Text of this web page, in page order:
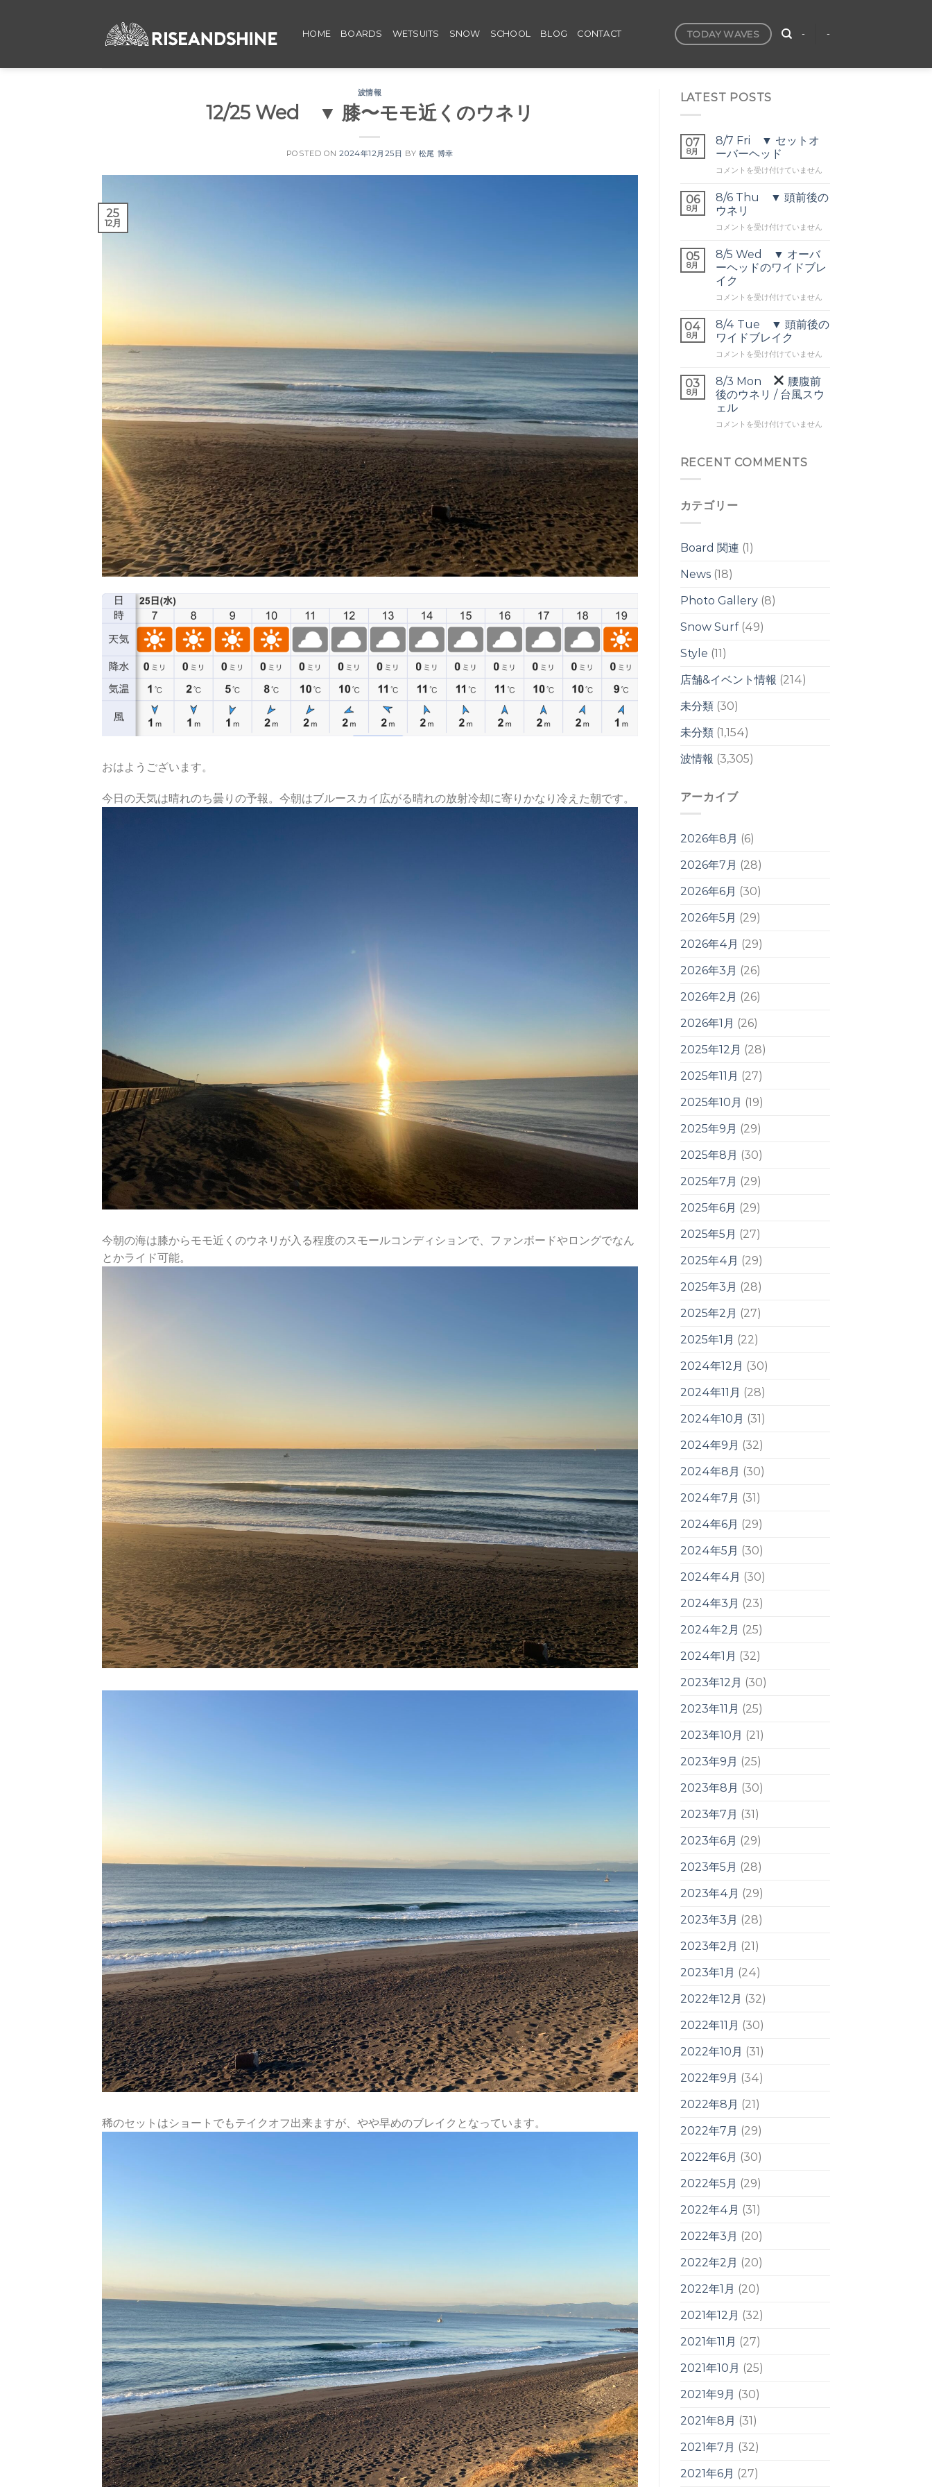
HOME BOARDS WETSUITS SNOW SCHOOL BLOG CONTACT TODAY WAVES - -
波情報
12/25 Wed ▼ 膝〜モモ近くのウネリ
POSTED ON2024年12月25日 BY 松尾 博幸
25
12月
おはようございます。
今日の天気は晴れのち曇りの予報。今朝はブルースカイ広がる晴れの放射冷却に寄りかなり冷えた朝です。
今朝の海は膝からモモ近くのウネリが入る程度のスモールコンディションで、ファンボードやロングでなん
とかライド可能。
稀のセットはショートでもテイクオフ出来ますが、やや早めのブレイクとなっています。
LATEST POSTS
07
8月
8/7 Fri ▼ セットオ
ーバーヘッド
8/7
▼
セ
ッ
ト
ー
ヘ
ッ
は
コメントを受け付けていません
06
8月
8/6 Thu ▼ 頭前後の
ウネリ
8/6
▼
頭
後
の
ネ
リ
は
コメントを受け付けていません
05
8月
8/5 Wed ▼ オーバ
ーヘッドのワイドブレ
イク
8/5
▼
オ
ー
バ
ヘ
ッ
ド
の
ワ
ブ
は
コメントを受け付けていません
04
8月
8/4 Tue ▼ 頭前後の
ワイドブレイク
8/4
▼
頭
前
後
の
ド
ク
コメントを受け付けていません
03
8月
8/3 Mon
腰腹前
後のウネリ / 台風スウ
ェル
8/3
腰
の
リ
/
風
ウ
ル
コメントを受け付けていません
RECENT COMMENTS
カテゴリー
Board 関連 (1)
News(18)
Photo Gallery(8)
Snow Surf(49)
Style (11)
店舗&イベント情報 (214)
未分類(30)
未分類(1,154)
波情報 (3,305)
アーカイブ
2026年8月 (6)
2026年7月 (28)
2026年6月 (30)
2026年5月 (29)
2026年4月 (29)
2026年3月 (26)
2026年2月 (26)
2026年1月 (26)
2025年12月 (28)
2025年11月 (27)
2025年10月 (19)
2025年9月 (29)
2025年8月 (30)
2025年7月 (29)
2025年6月 (29)
2025年5月 (27)
2025年4月 (29)
2025年3月 (28)
2025年2月 (27)
2025年1月 (22)
2024年12月 (30)
2024年11月 (28)
2024年10月 (31)
2024年9月 (32)
2024年8月 (30)
2024年7月 (31)
2024年6月 (29)
2024年5月 (30)
2024年4月 (30)
2024年3月 (23)
2024年2月 (25)
2024年1月 (32)
2023年12月 (30)
2023年11月 (25)
2023年10月 (21)
2023年9月 (25)
2023年8月 (30)
2023年7月 (31)
2023年6月 (29)
2023年5月 (28)
2023年4月 (29)
2023年3月 (28)
2023年2月 (21)
2023年1月 (24)
2022年12月 (32)
2022年11月 (30)
2022年10月 (31)
2022年9月 (34)
2022年8月 (21)
2022年7月 (29)
2022年6月 (30)
2022年5月 (29)
2022年4月 (31)
2022年3月 (20)
2022年2月 (20)
2022年1月 (20)
2021年12月 (32)
2021年11月 (27)
2021年10月 (25)
2021年9月 (30)
2021年8月 (31)
2021年7月 (32)
2021年6月 (27)